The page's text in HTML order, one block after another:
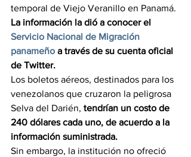
temporal de Viejo Veranillo en Panamá.
La información la dió a conocer el
Servicio Nacional de Migración
panameño a través de su cuenta oficial
de Twitter.
Los boletos aéreos, destinados para los
venezolanos que cruzaron la peligrosa
Selva del Darién, tendrían un costo de
240 dólares cada uno, de acuerdo a la
información suministrada.
Sin embargo, la institución no ofreció